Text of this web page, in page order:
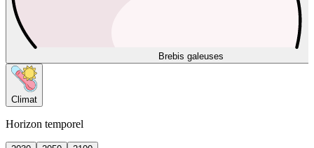
Brebis galeuses
Climat
Horizon temporel